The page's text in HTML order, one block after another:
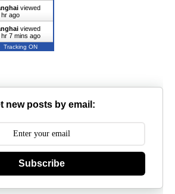
viewed
hr ago
viewed
hr 7 mins ago
Tracking ON
new posts by email:
Subscribe